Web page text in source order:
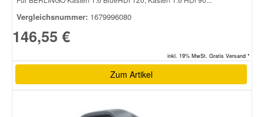
Vergleichsnummer: 1679996080
146,55 €
inkl. 19% MwSt. Gratis Versand *
Zum Artikel